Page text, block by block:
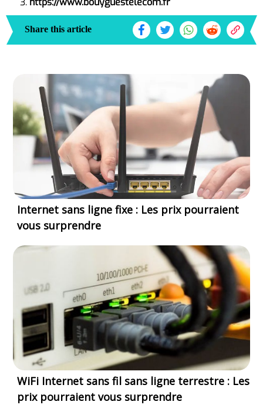
Share this article
Internet sans ligne fixe : Les prix pourraient
vous surprendre
WiFi Internet sans fil sans ligne terrestre : Les
prix pourraient vous surprendre